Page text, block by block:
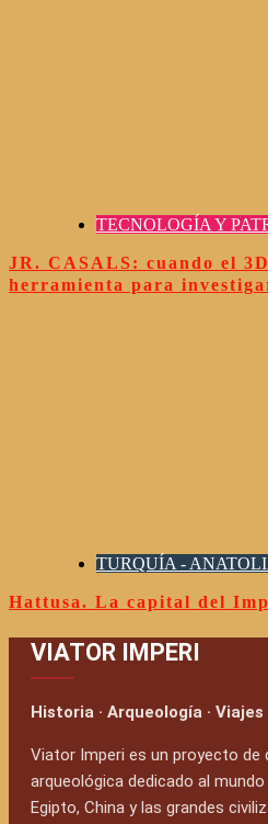
TECNOLOGÍA Y
JR. CASALS: cuando el
herramienta para
TURQUÍA -
Hattusa. La capital del
VIATOR IMPERI
Historia · Arqueología ·
Viator Imperi es un proyecto de
arqueológica dedicado al
Egipto, China y las grandes